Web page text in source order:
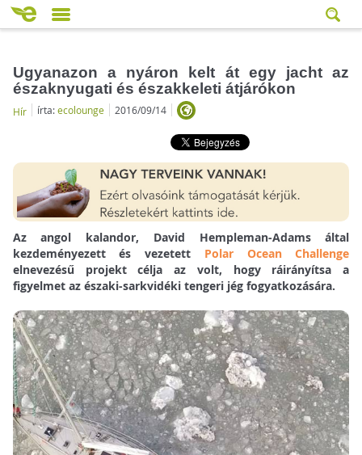
Ugyanazon a nyáron kelt át egy jacht az
északnyugati és északkeleti átjárókon
Hír írta:ecolounge 2016/09/14
Az angol kalandor, David Hempleman-Adams által
kezdeményezett és vezetett Polar Ocean Challenge
elnevezésű projekt célja az volt, hogy ráirányítsa a
figyelmet az északi-sarkvidéki tengeri jég fogyatkozására.